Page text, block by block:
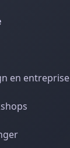
en entreprise